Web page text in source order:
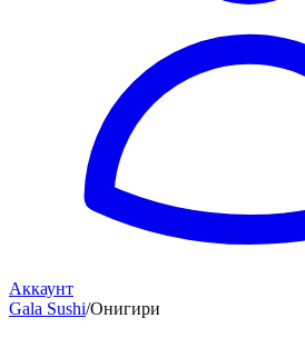
Аккаунт
Gala Sushi/Онигири